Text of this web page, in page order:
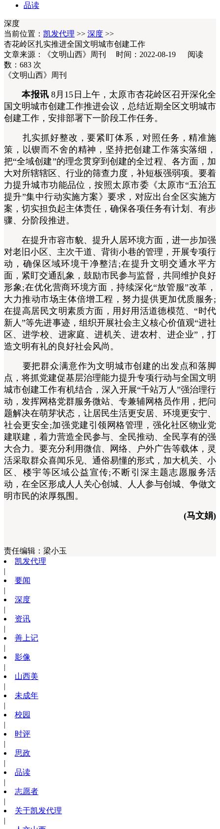
品读
深度
当前位置： 凯发代理 >> 深度 >>
杏花岭区扎实推进全国文明城市创建工作
文章来源：《文明山西》周刊 时间：2022-08-19 阅读
数： 683 次
《文明山西》周刊
本报讯8月15日上午，太原市杏花岭区召开深化全
国文明城市创建工作推进会议，总结近期全区文明城市
创建工作，安排部署下一阶段工作任务。
扎实抓好整改，要紧盯体系，对照任务，精准施
策，以锲而不舍的精神，坚持把创建工作落实落细，
把“全域创建”的理念贯穿到创建的全过程、各方面，加
大对所辖辖区、行业的筛查力度，补短板强弱项。要着
力提升城市功能品位，按照太原市委《太原市“五治五
提升”集中行动实施方案》要求，对应出台全区实施方
案，切实担负起主体责任，确保各项任务有计划、有步
骤、分阶段推进。
在提升市容市貌、提升人居环境方面，进一步加强
对老旧小区、主次干道、背街小巷的管理，开展专项行
动，确保区域环境干净整洁;在提升文明交通水平方
面，紧盯交通乱象，鼓励市民参与监督，共同维护良好
形象;在优化营商环境方面，持续深化“放管服”改革，
大力推动市场主体倍增工程，努力提供更加优质服务;
在提高居民文明素质方面，用好用活道德模范、“时代
新人”等先进事迹，组织开展社会主义核心价值观“进社
区、进学校、进家庭、进机关、进农村、进企业”，打
造文明有礼的良好社会风尚。
要把群众满意作为文明城市创建的出发点和落脚
点，将抓党建促基层治理能力提升专项行动与全国文明
城市创建工作有机结合，深入开展“千站万人”强治理行
动，发挥网格党群服务微站、专兼辅网格员作用，把问
题解决在萌芽状态，让居民生活更安居、环境更安宁、
社会更安全;加强党建引领网格管理，强化社区物业党
建联建，着力营造全民参与、全民推动、全民享有的强
大合力。要充分利用微信、网络、户外广告等载体，灵
活采取群众喜闻乐见、通俗易懂的形式，加大机关、小
区、楼宇等区域公益宣传;不断引深主题志愿服务活
动，在全区形成人人关心创城、人人参与创城、争做文
明市民的浓厚氛围。
(马文娟)
责任编辑： 梁小玉
凯发代理
|
要闻
|
深度
|
资讯
|
善上记
|
影像
|
山西美
|
未成年
|
校园
|
时评
|
思政
|
品读
|
志愿者
|
关于凯发代理
|